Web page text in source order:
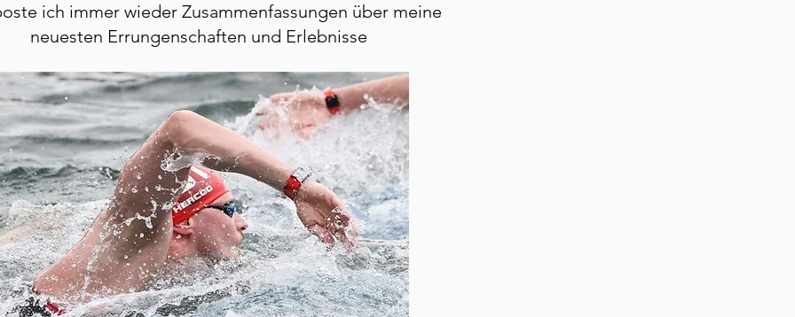
ich immer wieder Zusammenfassungen über meine
neuesten Errungenschaften und Erlebnisse